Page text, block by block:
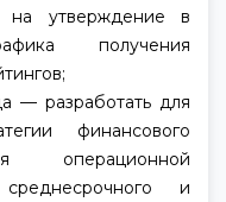
на утверждение в
получения
— разработать для
финансового
операционной
и